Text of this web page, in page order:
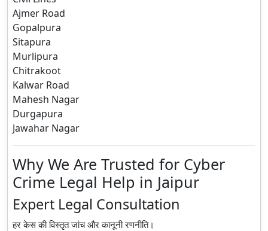
Ajmer Road
Gopalpura
Sitapura
Murlipura
Chitrakoot
Kalwar Road
Mahesh Nagar
Durgapura
Jawahar Nagar
Why We Are Trusted for Cyber
Crime Legal Help in Jaipur
Expert Legal Consultation
हर केस की विस्तृत जांच और कानूनी रणनीति।